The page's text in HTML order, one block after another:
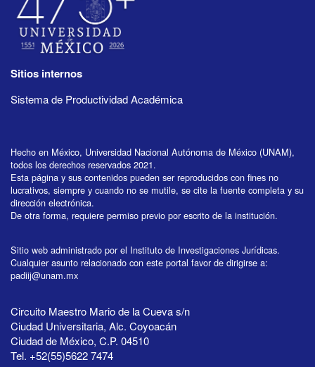
Sitios internos
Sistema de Productividad Académica
Hecho en México, Universidad Nacional Autónoma de México (UNAM),
todos los derechos reservados 2021.
Esta página y sus contenidos pueden ser reproducidos con fines no
lucrativos, siempre y cuando no se mutile, se cite la fuente completa y su
dirección electrónica.
De otra forma, requiere permiso previo por escrito de la institución.
Sitio web administrado por el Instituto de Investigaciones Jurídicas.
Cualquier asunto relacionado con este portal favor de dirigirse a:
padiij@unam.mx
Circuito Maestro Mario de la Cueva s/n
Ciudad Universitaria, Alc. Coyoacán
Ciudad de México, C.P. 04510
Tel. +52(55)5622 7474